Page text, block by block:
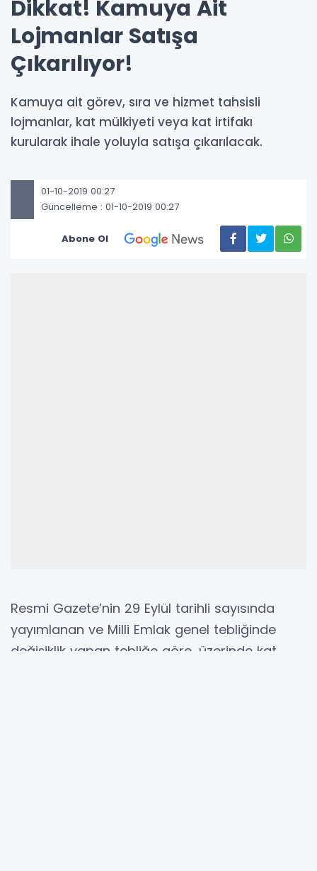
Dikkat! Kamuya Ait
Lojmanlar Satışa
Çıkarılıyor!
Kamuya ait görev, sıra ve hizmet tahsisli
lojmanlar, kat mülkiyeti veya kat irtifakı
kurularak ihale yoluyla satışa çıkarılacak.
01-10-2019 00:27
Güncelleme : 01-10-2019 00:27
Abone Ol
Resmi Gazete’nin 29 Eylül tarihli sayısında
yayımlanan ve Milli Emlak genel tebliğinde
değişiklik yapan tebliğe göre, üzerinde kat